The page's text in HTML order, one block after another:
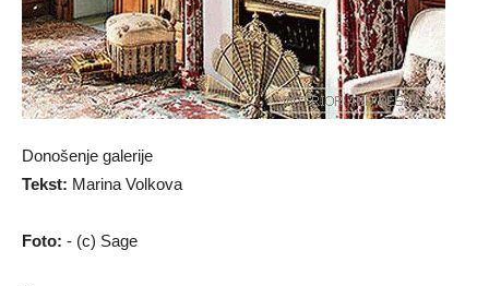
Donošenje galerije
Tekst: Marina Volkova
Foto: - (c) Sage